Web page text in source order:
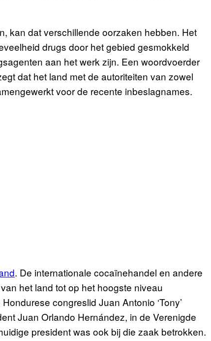
kan dat verschillende oorzaken hebben. Het
drugs door het gebied gesmokkeld
aan het werk zijn. Een woordvoerder
dat het land met de autoriteiten van zowel
voor de recente inbeslagnames.
. De internationale cocaïnehandel en andere
het land tot op het hoogste niveau
congreslid Juan Antonio ‘Tony’
Juan Orlando Hernández, in de Verenigde
president was ook bij die zaak betrokken.